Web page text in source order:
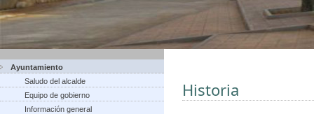
Ayuntamiento
Saludo del alcalde
Equipo de gobierno
Información general
Historia